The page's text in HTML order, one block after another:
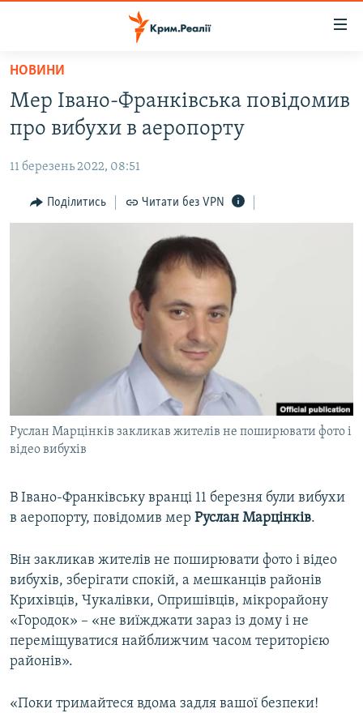
Перейти
основного
матеріалу
Перейти
до
навігації
Перейти
ВОДА.КРИМ
ВІДЕО ТА ФОТО
ПОЛІТИКА
БЛОГИ
ВІДЕОУРОКИ «ELIFBE»
СВІДЧЕННЯ ОКУПАЦІЇ
УКРАЇНСЬКА ПРОБЛЕМА КРИМУ
ЯК ОБІЙТИ БЛОКУВАННЯ
Qırımtatar
НОВИНИ
Мер Івано-Франківська повідомив
про вибухи в аеропорту
11 березень 2022, 08:51
Поділитись Читати без VPN
Руслан Марцінків закликав жителів не поширювати фото і
відео вибухів
В Івано-Франківську вранці 11 березня були вибухи
в аеропорту, повідомив мер Руслан Марцінків.
Він закликав жителів не поширювати фото і відео
вибухів, зберігати спокій, а мешканців районів
Крихівців, Чукалівки, Опришівців, мікрорайону
«Городок» – «не виїжджати зараз із дому і не
переміщуватися найближчим часом територією
районів».
«Поки тримайтеся вдома задля вашої безпеки!